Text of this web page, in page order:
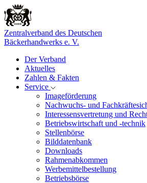
Zentralverband des Deutschen
Bäckerhandwerks e. V.
Der Verband
Aktuelles
Zahlen & Fakten
Service
Imageförderung
Nachwuchs- und
Interessensvertretung und
Betriebswirtschaft und -technik
Stellenbörse
Bilddatenbank
Downloads
Rahmenabkommen
Werbemittelbestellung
Betriebsbörse